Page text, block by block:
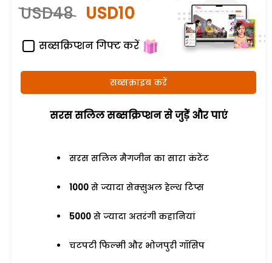
USD48 USD10
सब्सक्रिप्शन गिफ्ट करें
सब्सक्राइब करें
सरस सलिल सब्सक्रिप्शन से जुड़ेें और पाएं
सरस सलिल मैगजीन का सारा कंटेंट
1000 से ज्यादा सेक्सुअल हेल्थ टिप्स
5000 से ज्यादा अतरंगी कहानियां
चटपटी फिल्मी और भोजपुरी गॉसिप